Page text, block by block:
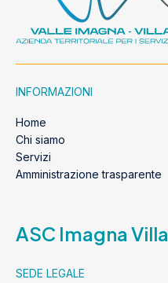
INFORMAZIONI
Home
Chi siamo
Servizi
Amministrazione trasparente
ASC Imagna Villa
SEDE LEGALE